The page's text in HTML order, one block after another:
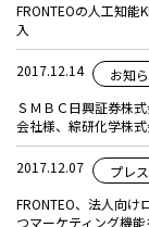
FRONTEOの人工知
入
2017.12.14
お知
ＳＭＢＣ日興証券株
会社様、綜研化学株
2017.12.07
プレ
FRONTEO、法人向
つマーケティング機